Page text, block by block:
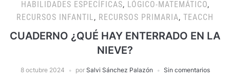
HABILIDADES ESPECÍFICAS, LÓGICO-MATEMÁTICO,
RECURSOS INFANTIL, RECURSOS PRIMARIA, TEACCH
CUADERNO ¿QUÉ HAY ENTERRADO EN LA
NIEVE?
8 octubre 2024 por Salvi Sánchez Palazón Sin comentarios